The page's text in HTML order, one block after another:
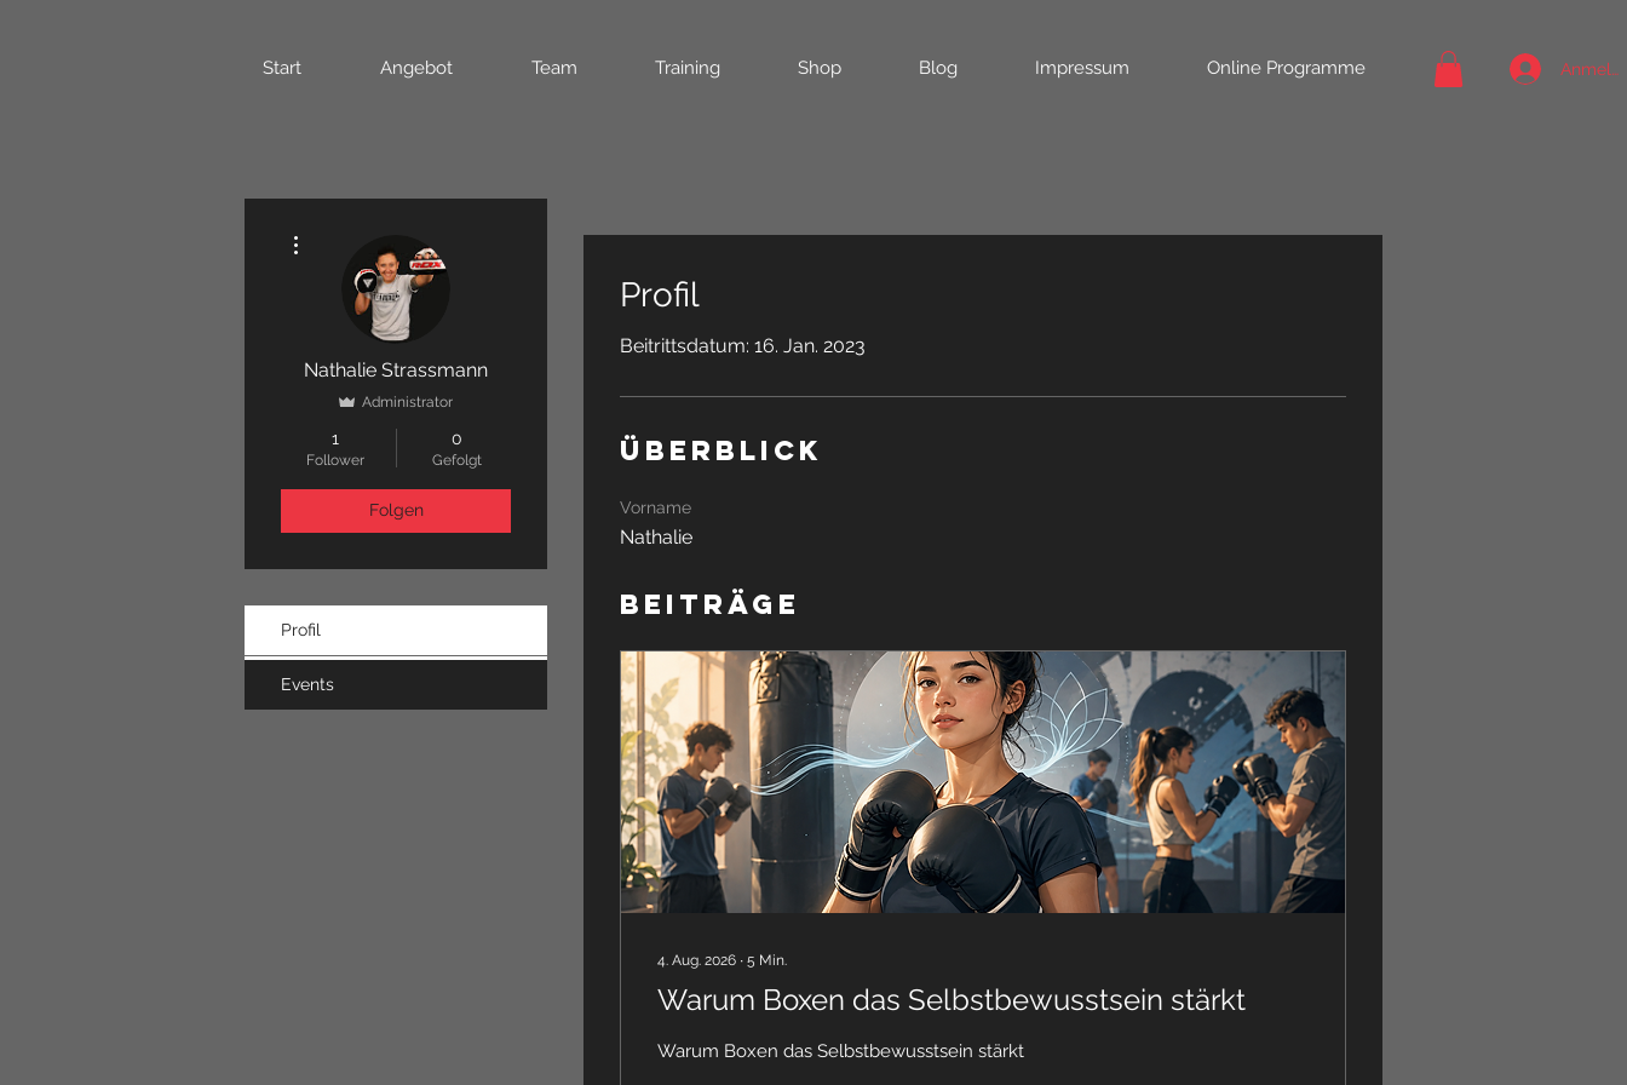
Start Angebot Team Training Shop Blog Impressum Online Programme
Profil
Beitrittsdatum: 16. Jan. 2023
Überblick
Vorname
Nathalie
Beiträge
4. Aug. 2026 ∙ 5 Min.
Warum Boxen das Selbstbewusstsein stärkt
Warum Boxen das Selbstbewusstsein stärkt
Nathalie Strassmann
Administrator
1
Follower
0
Gefolgt
Folgen
Profil
Events